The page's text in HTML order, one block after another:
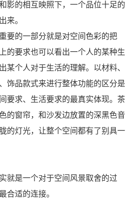
影的相互映照下，一个品位十足的
来。
要的一部分就是对空间色彩的把
的要求也可以看出一个人的某种生
某个人对于生活的理解。以材料、
饰品款式来进行整体功能的区分是
要求、生活要求的最真实体现。茶
的窗帘，和沙发边放置的深黑色音
的灯光，让整个空间都有了别具一
就是一个对于空间风景取舍的过
合适的连接。